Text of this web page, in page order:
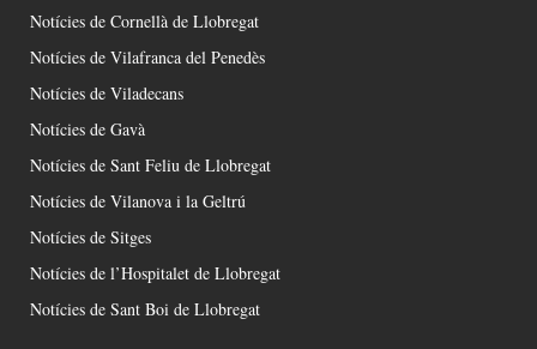
Notícies de Cornellà de Llobregat
Notícies de Vilafranca del Penedès
Notícies de Viladecans
Notícies de Gavà
Notícies de Sant Feliu de Llobregat
Notícies de Vilanova i la Geltrú
Notícies de Sitges
Notícies de l’Hospitalet de Llobregat
Notícies de Sant Boi de Llobregat